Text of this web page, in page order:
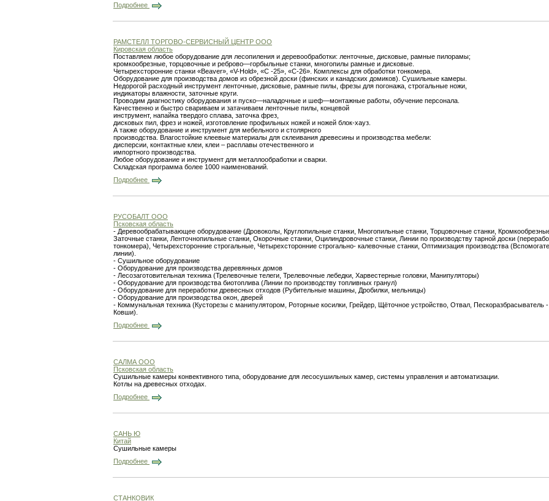
Подробнее
РАМСТЕЛЛ ТОРГОВО-СЕРВИСНЫЙ ЦЕНТР ООО
Кировская область
Поставляем любое оборудование для лесопиления и деревообработки: ленточные, дисковые, рамные пилорамы;
кромкообрезные, торцовочные и реброво—горбыльные станки, многопилы рамные и дисковые.
Четырехсторонние станки «Beaver», «V-Hold», «С -25», «С-26». Комплексы для обработки тонкомера.
Оборудование для производства домов из обрезной доски (финских и канадских домиков). Сушильные камеры.
Недорогой расходный инструмент ленточные, дисковые, рамные пилы, фрезы для погонажа, строгальные ножи,
индикаторы влажности, заточные круги.
Проводим диагностику оборудования и пуско—наладочные и шеф—монтажные работы, обучение персонала.
Качественно и быстро свариваем и затачиваем ленточные пилы, концевой
инструмент, напайка твердого сплава, заточка фрез,
дисковых пил, фрез и ножей, изготовление профильных ножей и ножей блок-хауз.
А также оборудование и инструмент для мебельного и столярного
производства. Влагостойкие клеевые материалы для склеивания древесины и производства мебели:
дисперсии, контактные клеи, клеи – расплавы отечественного и
импортного производства.
Любое оборудование и инструмент для металлообработки и сварки.
Складская программа более 1000 наименований.
Подробнее
РУСОБАЛТ ООО
Псковская область
- Деревообрабатывающее оборудование (Дровоколы, Круглопильные станки, Многопильные станки, Торцовочные станки,
Заточные станки, Ленточнопильные станки, Окорочные станки, Оцилиндровочные станки, Линии по производству тарной доски
тонкомера), Четырехсторонние строгальные, Четырехсторонние строгально- калевочные станки, Оптимизация производства
линии).
- Сушильное оборудование
- Оборудование для производства деревянных домов
- Лесозаготовительная техника (Трелевочные телеги, Трелевочные лебедки, Харвестерные головки, Манипуляторы)
- Оборудование для производства биотоплива (Линии по производству топливных гранул)
- Оборудование для переработки древесных отходов (Рубительные машины, Дробилки, мельницы)
- Оборудование для производства окон, дверей
- Коммунальная техника (Кусторезы с манипулятором, Роторные косилки, Грейдер, Щёточное устройство, Отвал, Пескоразбрасыватель -
Ковши).
Подробнее
САЛМА ООО
Псковская область
Сушильные камеры конвективного типа, оборудование для лесосушильных камер, системы управления и автоматизации.
Котлы на древесных отходах.
Подробнее
САНЬ Ю
Китай
Сушильные камеры
Подробнее
СТАНКОВИК